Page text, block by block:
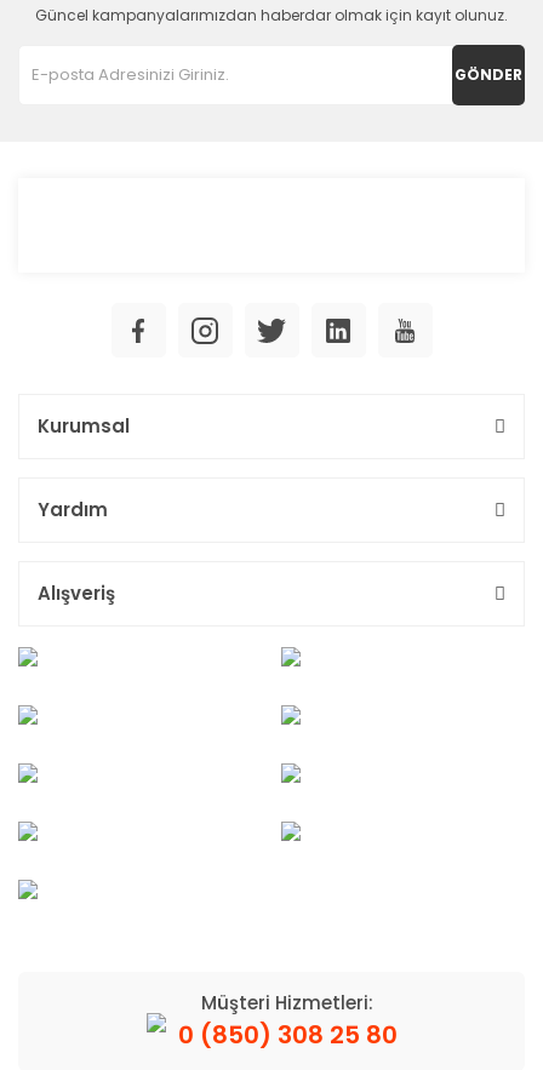
Güncel kampanyalarımızdan haberdar olmak için kayıt olunuz.
GÖNDER
Kurumsal
Yardım
Alışveriş
Müşteri Hizmetleri:
0 (850) 308 25 80